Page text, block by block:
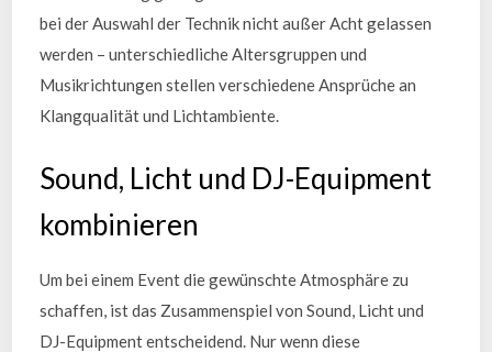
bei der Auswahl der Technik nicht außer Acht gelassen
werden – unterschiedliche Altersgruppen und
Musikrichtungen stellen verschiedene Ansprüche an
Klangqualität und Lichtambiente.
Sound, Licht und DJ-Equipment
kombinieren
Um bei einem Event die gewünschte Atmosphäre zu
schaffen, ist das Zusammenspiel von Sound, Licht und
DJ-Equipment entscheidend. Nur wenn diese